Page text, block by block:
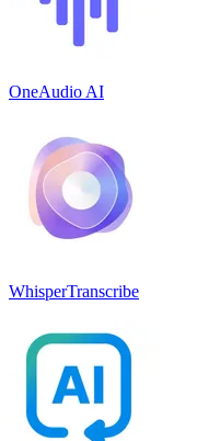
OneAudio AI
WhisperTranscribe